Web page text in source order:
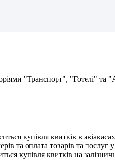
ріями "Транспорт", "Готелі" та "
ситься купівля квитків в авіакасах
ерів та оплата товарів та послуг у
ться купівля квитків на залізнич